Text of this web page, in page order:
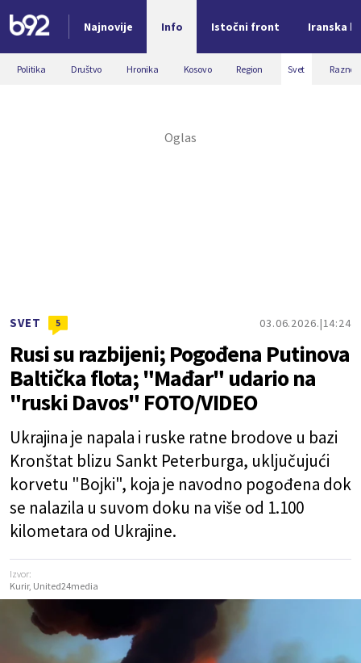
Najnovije Info Istočni front Iranska
Nova vest
Politika Društvo Hronika Kosovo Region Svet Razno
SVET 5 03.06.2026. 14:24
Rusi su razbijeni; Pogođena Putinova
Baltička flota; "Mađar" udario na
"ruski Davos" FOTO/VIDEO
Ukrajina je napala i ruske ratne brodove u bazi
Kronštat blizu Sankt Peterburga, uključujući
korvetu "Bojki", koja je navodno pogođena dok
se nalazila u suvom doku na više od 1.100
kilometara od Ukrajine.
Izvor:
Kurir, United24media